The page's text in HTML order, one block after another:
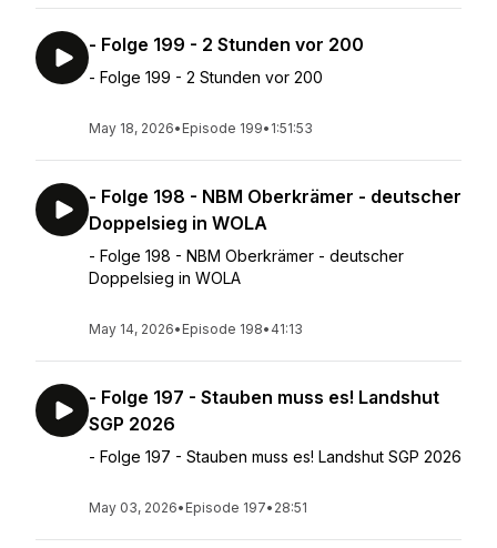
- Folge 199 - 2 Stunden vor 200
- Folge 199 - 2 Stunden vor 200
May 18, 2026• Episode 199• 1:51:53
- Folge 198 - NBM Oberkrämer - deutscher
Doppelsieg in WOLA
- Folge 198 - NBM Oberkrämer - deutscher
Doppelsieg in WOLA
May 14, 2026• Episode 198• 41:13
- Folge 197 - Stauben muss es! Landshut
SGP 2026
- Folge 197 - Stauben muss es! Landshut SGP 2026
May 03, 2026• Episode 197• 28:51